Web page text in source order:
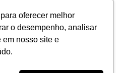
oferecer melhor
o desempenho, analisar
em nosso site e